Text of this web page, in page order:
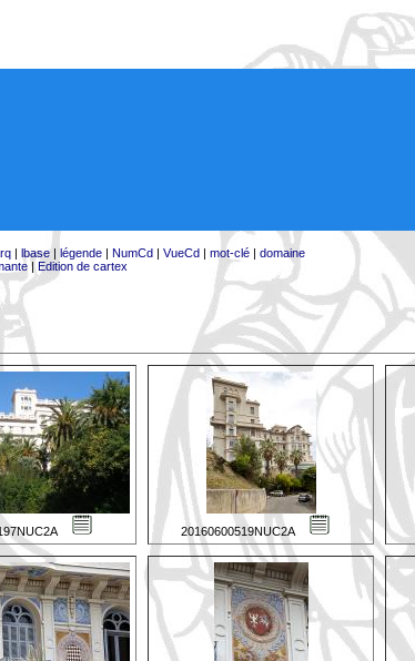
| lbase| légende| NumCd| VueCd| mot-clé| domaine
| Edition de cartex
20160600519NUC2A